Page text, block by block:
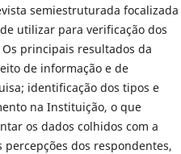
semiestruturada focalizada
utilizar para verificação dos
principais resultados da
de informação e de
identificação dos tipos e
na Instituição, o que
os dados colhidos com a
dos respondentes,